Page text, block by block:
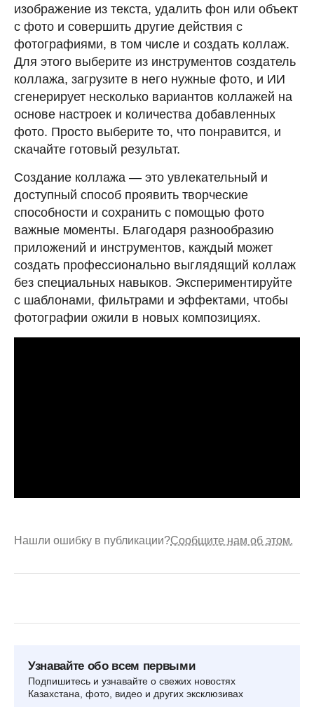
изображение из текста, удалить фон или объект
с фото и совершить другие действия с
фотографиями, в том числе и создать коллаж.
Для этого выберите из инструментов создатель
коллажа, загрузите в него нужные фото, и ИИ
сгенерирует несколько вариантов коллажей на
основе настроек и количества добавленных
фото. Просто выберите то, что понравится, и
скачайте готовый результат.
Создание коллажа — это увлекательный и
доступный способ проявить творческие
способности и сохранить с помощью фото
важные моменты. Благодаря разнообразию
приложений и инструментов, каждый может
создать профессионально выглядящий коллаж
без специальных навыков. Экспериментируйте
с шаблонами, фильтрами и эффектами, чтобы
фотографии ожили в новых композициях.
Нашли ошибку в публикации?Сообщите нам об этом.
Узнавайте обо всем первыми
Подпишитесь и узнавайте о свежих новостях
Казахстана, фото, видео и других эксклюзивах